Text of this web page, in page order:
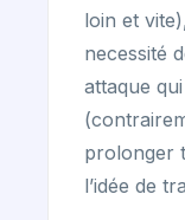
loin et
necessité
attaque
prolonger
l’idée de